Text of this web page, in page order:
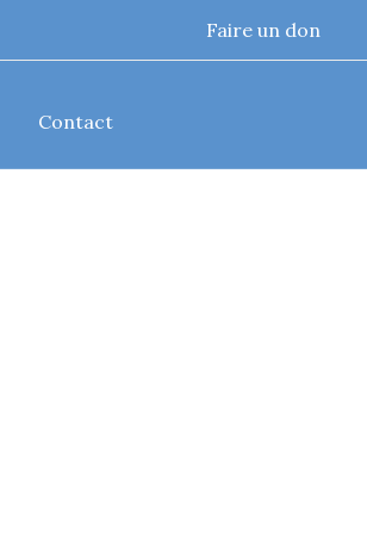
Faire un don
Contact